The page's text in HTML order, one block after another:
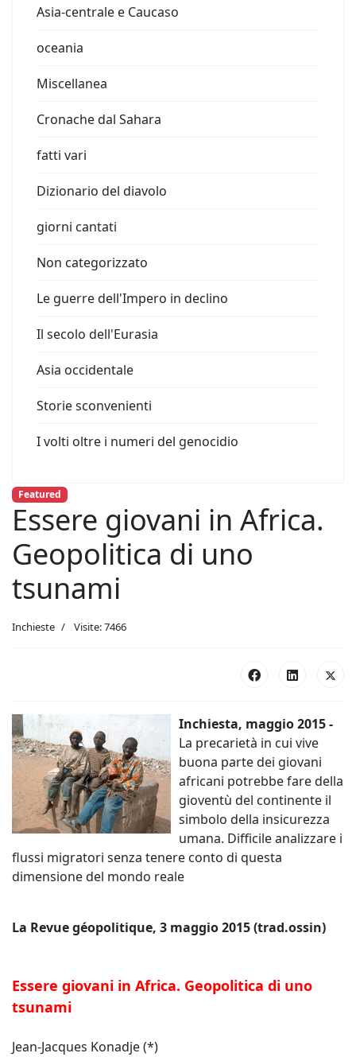
Asia-centrale e Caucaso
oceania
Miscellanea
Cronache dal Sahara
fatti vari
Dizionario del diavolo
giorni cantati
Non categorizzato
Le guerre dell'Impero in declino
Il secolo dell'Eurasia
Asia occidentale
Storie sconvenienti
I volti oltre i numeri del genocidio
Featured
Essere giovani in Africa.
Geopolitica di uno
tsunami
Inchieste Visite: 7466
Inchiesta, maggio 2015 -
La precarietà in cui vive
buona parte dei giovani
africani potrebbe fare della
gioventù del continente il
simbolo della insicurezza
umana. Difficile analizzare i
flussi migratori senza tenere conto di questa
dimensione del mondo reale
La Revue géopolitique, 3 maggio 2015 (trad.ossin)
Essere giovani in Africa. Geopolitica di uno
tsunami
Jean-Jacques Konadje (*)